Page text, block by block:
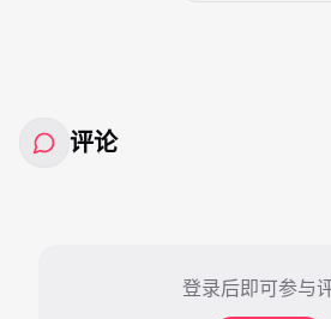
评论
登录后即可参与